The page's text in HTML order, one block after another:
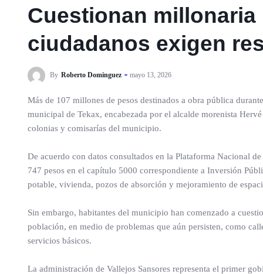
Cuestionan
ciudadanos exigen
By Roberto Dominguez mayo 13, 2026
Más de 107 millones de pesos destinados a obra pública
municipal de Tekax, encabezada por el alcalde morenista
colonias y comisarías del municipio.
De acuerdo con datos consultados en la Plataforma Nacional
747 pesos en el capítulo 5000 correspondiente a Inversión
potable, vivienda, pozos de absorción y mejoramiento de
Sin embargo, habitantes del municipio han comenzado a
población, en medio de problemas que aún persisten, como
servicios básicos.
La administración de Vallejos Sansores representa el primer